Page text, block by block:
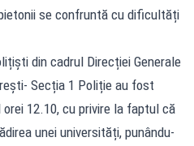
se confruntă cu dificultăți
din cadrul Direcției Generale
Secția 1 Poliție au fost
12.10, cu privire la faptul că
unei universități, punându-